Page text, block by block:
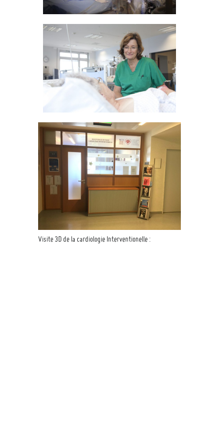
Visite 3D de la cardiologie Interventionelle :